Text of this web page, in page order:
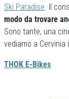
Ski Paradise. Il
modo da trovare
Sono tante, una
vediamo a Cervinia
THOK E-Bikes